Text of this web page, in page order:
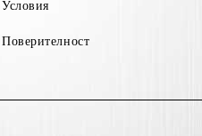
Условия
Поверителност